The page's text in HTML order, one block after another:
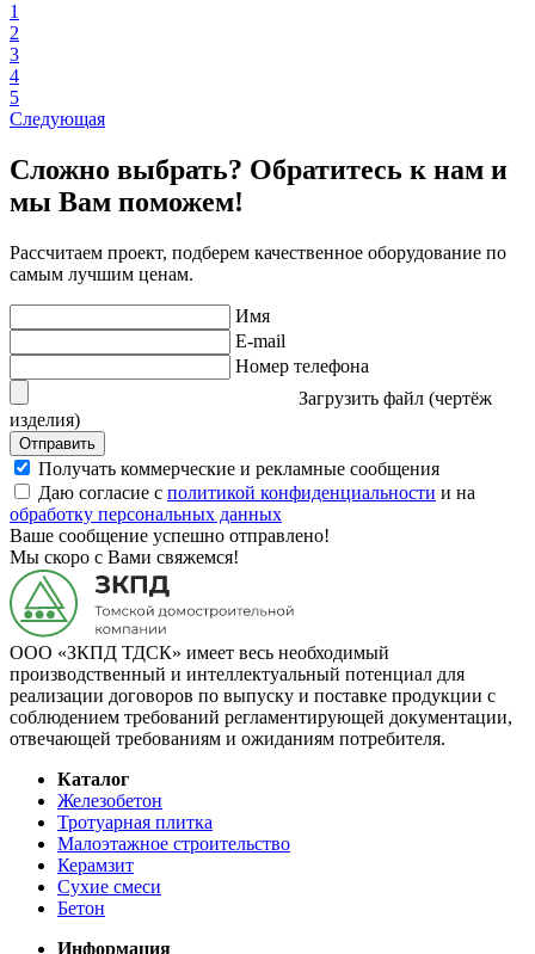
1
2
3
4
5
Следующая
Сложно выбрать? Обратитесь к нам и
мы Вам поможем!
Рассчитаем проект, подберем качественное оборудование по
самым лучшим ценам.
Имя
E-mail
Номер телефона
Загрузить файл (чертёж
изделия)
Отправить
Получать коммерческие и рекламные сообщения
Даю согласие с политикой конфиденциальности и на
обработку персональных данных
Ваше сообщение успешно отправлено!
Мы скоро с Вами свяжемся!
ООО «ЗКПД ТДСК» имеет весь необходимый
производственный и интеллектуальный потенциал для
реализации договоров по выпуску и поставке продукции с
соблюдением требований регламентирующей документации,
отвечающей требованиям и ожиданиям потребителя.
Каталог
Железобетон
Тротуарная плитка
Малоэтажное строительство
Керамзит
Сухие смеси
Бетон
Информация